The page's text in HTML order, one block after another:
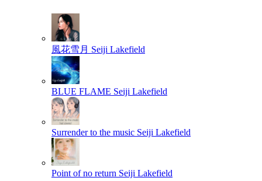
風花雪月 Seiji Lakefield
BLUE FLAME Seiji Lakefield
Surrender to the music Seiji Lakefield
Point of no return Seiji Lakefield